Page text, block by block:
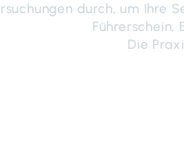
durch, um Ihre
Die